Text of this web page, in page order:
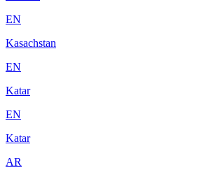
EN
Kasachstan
EN
Katar
EN
Katar
AR